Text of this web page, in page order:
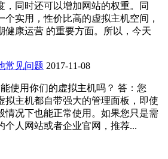
，同时还可以增加网站的权重。同
个实用，性价比高的虚拟主机空间，
健康运营 的重要方面。所以，今天
常见问题 2017-11-08
使用你们的虚拟主机吗？ 答：您
拟主机都自带强大的管理面板，即使
情况下也能正常使用。如果您只是需
个人网站或者企业官网，推荐...